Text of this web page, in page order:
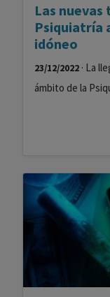
Las
Psiquiatría
idóneo
23/12/2022 · La
ámbito de la